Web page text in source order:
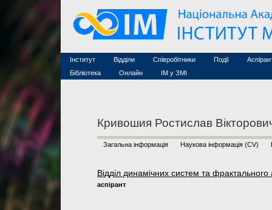
Інститут
Конкурси на посади
Науково-організаційна робота
Відділи Співробітники
Асоційовані дослідники
Технічний персонал
Події
Конференції
Курси з
Бібліотека
MathSciNet
Публікації
Онлайн
ІМ у ЗМІ
Кривошия Ростислав
Загальна інформація Наукова інформація (CV)
Відділ динамічних систем та фрактального
аспірант